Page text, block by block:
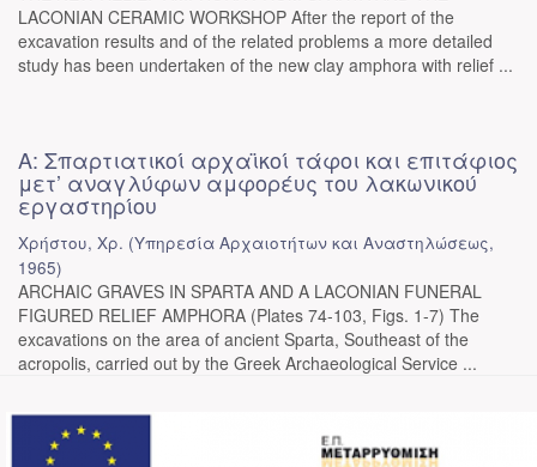
LACONIAN CERAMIC WORKSHOP After the report of the
excavation results and of the related problems a more detailed
study has been undertaken of the new clay amphora with relief ...
Α: Σπαρτιατικοί αρχαϊκοί τάφοι και επιτάφιος
μετ’ αναγλύφων αμφορέυς του λακωνικού
εργαστηρίου
Χρήστου, Χρ. (Υπηρεσία Αρχαιοτήτων και Αναστηλώσεως,
1965)
ARCHAIC GRAVES IN SPARTA AND A LACONIAN FUNERAL
FIGURED RELIEF AMPHORA (Plates 74-103, Figs. 1-7) The
excavations on the area of ancient Sparta, Southeast of the
acropolis, carried out by the Greek Archaeological Service ...